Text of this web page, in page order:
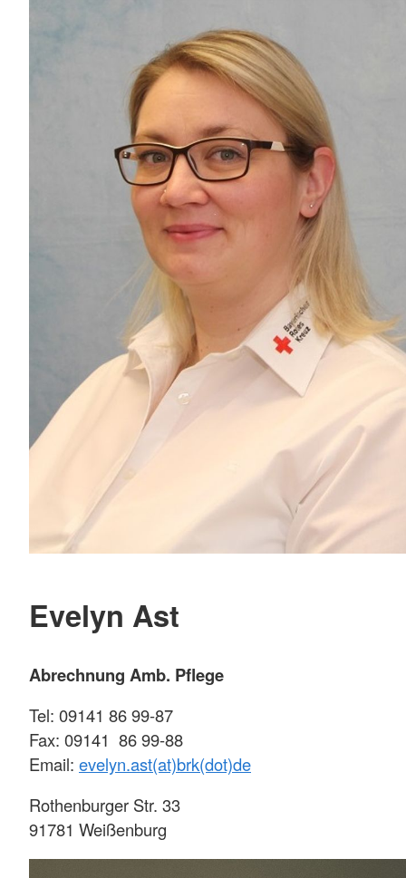
Evelyn Ast
Abrechnung Amb. Pflege
Tel: 09141 86 99-87
Fax: 09141 86 99-88
Email: evelyn.ast(at)brk(dot)de
Rothenburger Str. 33
91781 Weißenburg